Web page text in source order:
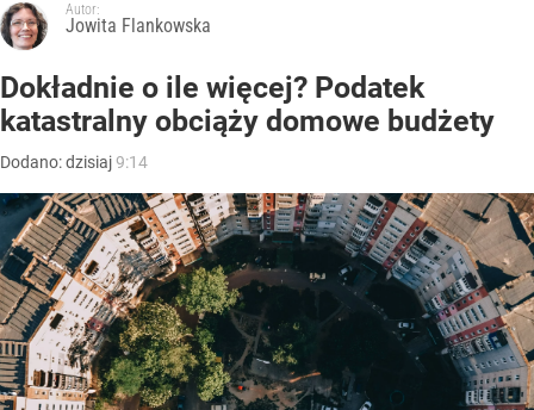
Autor:
Jowita Flankowska
Dokładnie o ile więcej? Podatek
katastralny obciąży domowe budżety
Dodano:dzisiaj9:14